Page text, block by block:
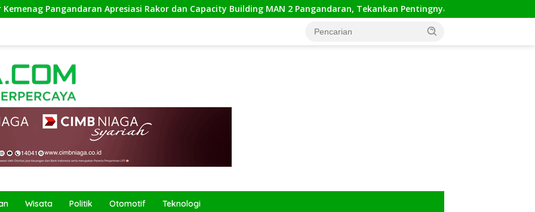
Pangandaran Apresiasi Rakor dan Capacity Building MAN 2 Pangandaran, Tekankan Pentingnya Sinergi Antar Lini
Wisata Politik Otomotif Teknologi